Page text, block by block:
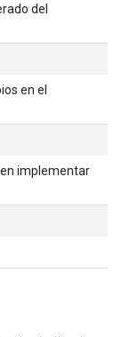
del
en el
implementar